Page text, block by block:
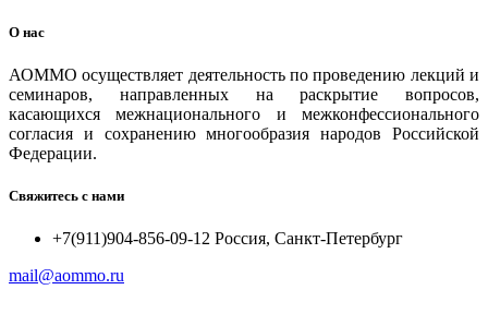
О нас
АОММО осуществляет деятельность по проведению лекций и
семинаров, направленных на раскрытие вопросов,
касающихся межнационального и межконфессионального
согласия и сохранению многообразия народов Российской
Федерации.
Свяжитесь с нами
+7(911)904-856-09-12 Россия, Санкт-Петербург
mail@aommo.ru